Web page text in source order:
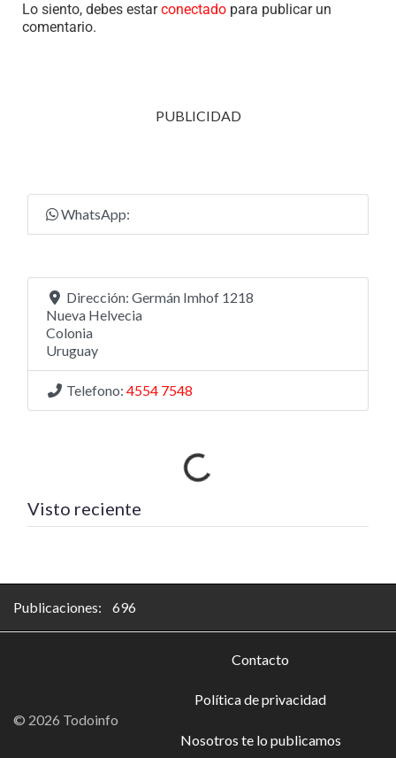
Lo siento, debes estarconectado para publicar un
comentario.
PUBLICIDAD
WhatsApp:
Dirección: Germán Imhof 1218
Nueva Helvecia
Colonia
Uruguay
Telefono: 4554 7548
Visto reciente Cargando…
Publicaciones: 696
© 2026 Todoinfo
Contacto
Política de privacidad
Nosotros te lo publicamos